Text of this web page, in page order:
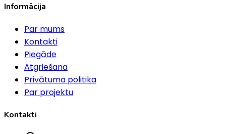
Informācija
Par mums
Kontakti
Piegāde
Atgriešana
Privātuma politika
Par projektu
Kontakti